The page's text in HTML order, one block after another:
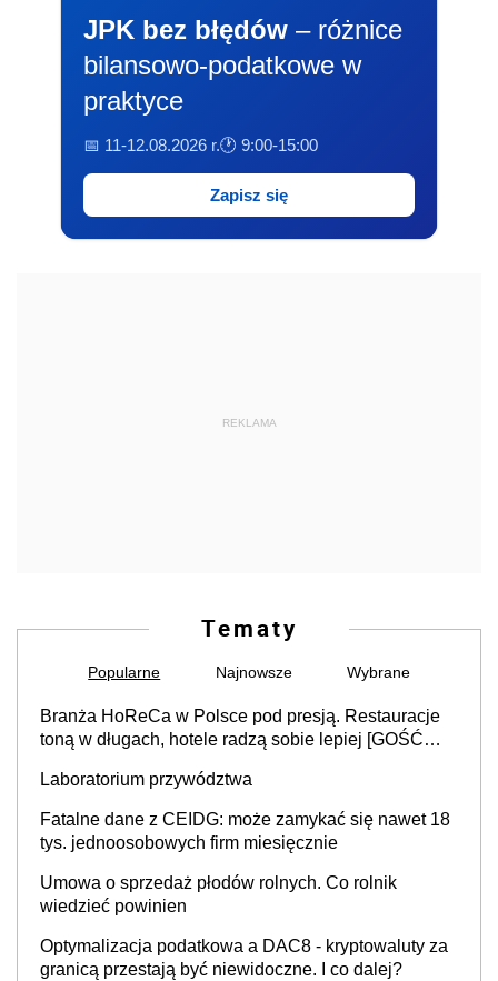
JPK bez błędów – różnice
bilansowo-podatkowe w
praktyce
📅 11-12.08.2026 r.🕐 9:00-15:00
Zapisz się
REKLAMA
Tematy
Popularne Najnowsze Wybrane
Branża HoReCa w Polsce pod presją. Restauracje
toną w długach, hotele radzą sobie lepiej [GOŚĆ
Laboratorium przywództwa
Fatalne dane z CEIDG: może zamykać się nawet 18
tys. jednoosobowych firm miesięcznie
Umowa o sprzedaż płodów rolnych. Co rolnik
wiedzieć powinien
Optymalizacja podatkowa a DAC8 - kryptowaluty za
granicą przestają być niewidoczne. I co dalej?